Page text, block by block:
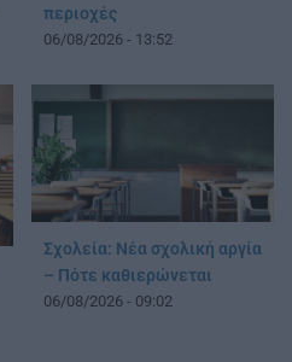
περιοχές
06/08/2026 - 13:52
Σχολεία: Νέα σχολική αργία
– Πότε καθιερώνεται
06/08/2026 - 09:02